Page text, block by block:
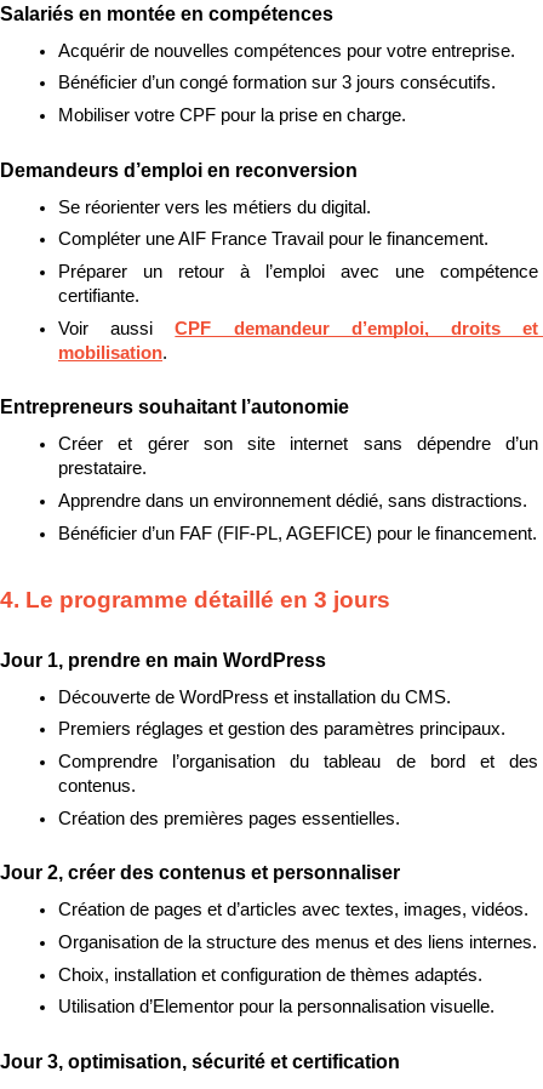
Salariés en montée en compétences
Acquérir de nouvelles compétences pour votre entreprise.
Bénéficier d’un congé formation sur 3 jours consécutifs.
Mobiliser votre CPF pour la prise en charge.
Demandeurs d’emploi en reconversion
Se réorienter vers les métiers du digital.
Compléter une AIF France Travail pour le financement.
Préparer un retour à l’emploi avec une compétence
certifiante.
Voir aussi CPF demandeur d’emploi, droits et
mobilisation.
Entrepreneurs souhaitant l’autonomie
Créer et gérer son site internet sans dépendre d’un
prestataire.
Apprendre dans un environnement dédié, sans distractions.
Bénéficier d’un FAF (FIF-PL, AGEFICE) pour le financement.
4. Le programme détaillé en 3 jours
Jour 1, prendre en main WordPress
Découverte de WordPress et installation du CMS.
Premiers réglages et gestion des paramètres principaux.
Comprendre l’organisation du tableau de bord et des
contenus.
Création des premières pages essentielles.
Jour 2, créer des contenus et personnaliser
Création de pages et d’articles avec textes, images, vidéos.
Organisation de la structure des menus et des liens internes.
Choix, installation et configuration de thèmes adaptés.
Utilisation d’Elementor pour la personnalisation visuelle.
Jour 3, optimisation, sécurité et certification